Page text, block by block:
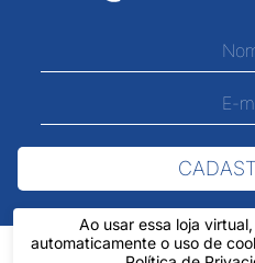
Ao usar essa loja
automaticamente o uso de